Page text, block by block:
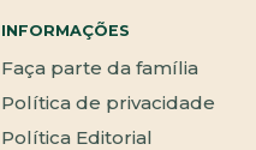
INFORMAÇÕES
Faça parte da família
Política de privacidade
Política Editorial